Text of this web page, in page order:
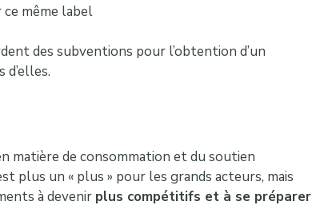
même label
des subventions pour l’obtention d’un
d’elles.
matière de consommation et du soutien
plus un « plus » pour les grands acteurs, mais
à devenir plus compétitifs et à se préparer